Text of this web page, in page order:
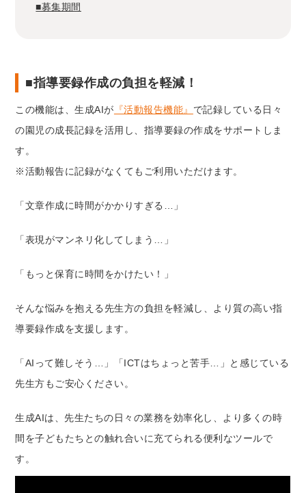
■募集期間
■指導要録作成の負担を軽減！
この機能は、生成AIが 『活動報告機能』 で記録している日々
の園児の成長記録を活用し、指導要録の作成をサポートしま
す。
※活動報告に記録がなくてもご利用いただけます。
「文章作成に時間がかかりすぎる…」
「表現がマンネリ化してしまう…」
「もっと保育に時間をかけたい！」
そんな悩みを抱える先生方の負担を軽減し、より質の高い指
導要録作成を支援します。
「AIって難しそう…」「ICTはちょっと苦手…」と感じている
先生方もご安心ください。
生成AIは、先生たちの日々の業務を効率化し、より多くの時
間を子どもたちとの触れ合いに充てられる便利なツールで
す。